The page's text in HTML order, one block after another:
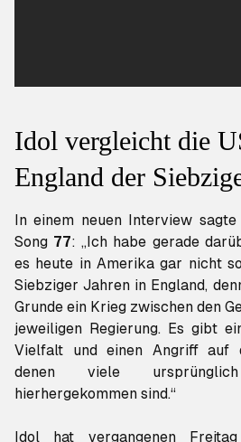
Idol vergleicht die
England der
In einem neuen Interview
Song 77: „Ich habe gerade
es heute in Amerika gar nicht
Siebziger Jahren in England,
Grunde ein Krieg zwischen den
jeweiligen Regierung. Es gibt
Vielfalt und einen Angriff auf
denen viele
hierhergekommen sind.“